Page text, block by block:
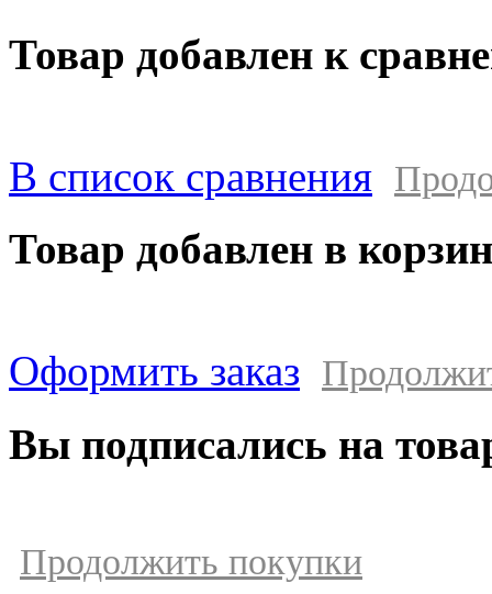
Товар добавлен к
В список сравнения
Товар добавлен в
Оформить заказ
Вы подписались на
Продолжить покупки